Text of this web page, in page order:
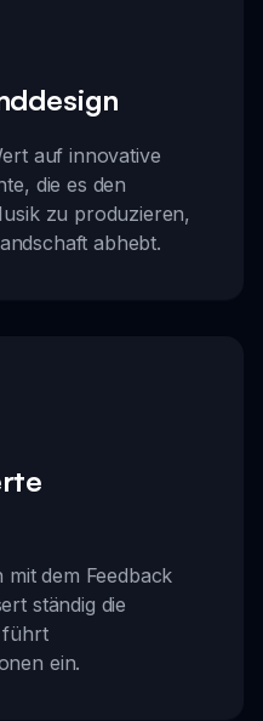
auf innovative
die es den
zu produzieren,
abhebt.
mit dem Feedback
ständig die
führt
ein.